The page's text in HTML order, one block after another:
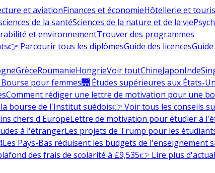
et aviationFinances et économieHôtellerie et
de la santéSciences de la nature et de la vie
et environnementTrouver des programmes
👉 Parcourir tous les diplômesGuide des licences
GrèceRoumanieHongrieVoir toutChineJaponInde
Bourse pour femmes🌉 Études supérieures aux États-
Comment rédiger une lettre de motivation pour une
bourse de l'Institut suédois👉 Voir tous les conseils
chers d'EuropeLettre de motivation pour étudier à
à l'étrangerLes projets de Trump pour les
Les Pays-Bas réduisent les budgets de l'enseignement
des frais de scolarité à £9,535👉 Lire plus